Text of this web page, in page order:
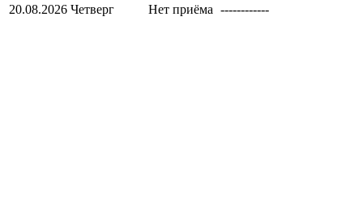
20.08.2026 Четверг Нет приёма ------------